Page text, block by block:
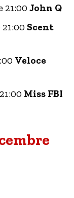
21:00 John Q
Scent
Veloce
Miss FBI